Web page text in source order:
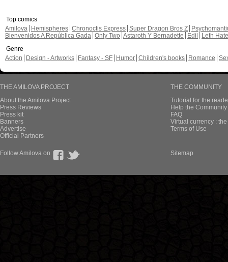
Top comics
Amilova
Hemispheres Chronoctis Express Super Dragon Bros Z
Bienvenidos A República Gada Only Two Astaroth Y Bernadette Edil
Leth Hate
Genre
Action
Design - Artworks Fantasy - SF Humor Children's books Romance
THE AMILOVA PROJECT
About the Amilova Project
Press Reviews
Press kit
Banners
Advertise
Official Partners
THE COMMUNITY
Tutorial for the
Help the
FAQ
Virtual currency :
Terms of Use
Follow Amilova on Sitemap